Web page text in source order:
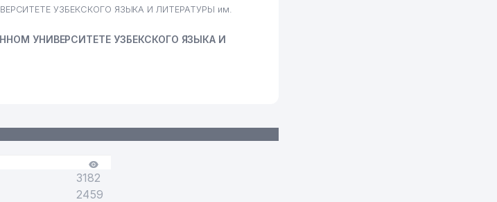
УЗБЕКСКОГО ЯЗЫКА И ЛИТЕРАТУРЫ им.
УНИВЕРСИТЕТЕ УЗБЕКСКОГО ЯЗЫКА И
3182
2459